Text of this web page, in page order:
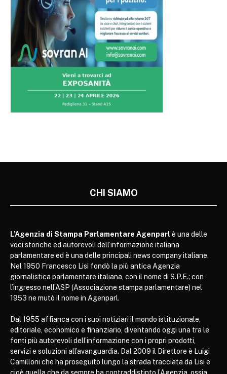
CHI SIAMO
L’Agenzia di Stampa Parlamentare Agenparl è una delle
voci storiche ed autorevoli dell’informazione italiana
parlamentare ed è una delle principali news company italiane.
Nel 1950 Francesco Lisi fondò la più antica Agenzia
giornalistica parlamentare italiana, con il nome di S.P.E.; con
l’ingresso nell’ASP (Associazione stampa parlamentare) nel
1953 ne mutò il nome in Agenparl.
Dal 1955 affianca con i suoi notiziari il mondo istituzionale,
editoriale, economico e finanziario, diventando oggi una tra le
fonti più autorevoli dell’informazione con i propri prodotti,
servizi e soluzioni all’avanguardia. Dal 2009 il Direttore è Luigi
Camilloni che ha proseguito lungo la strada tracciata da Lisi e